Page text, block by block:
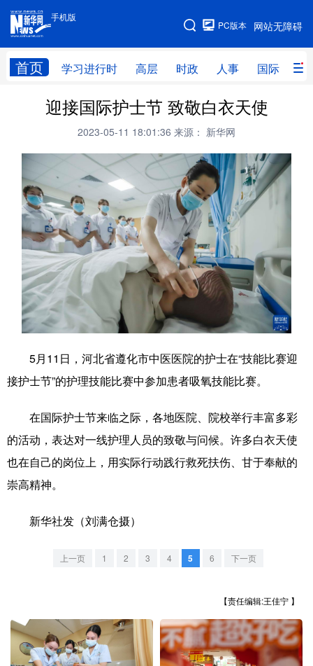
手机版
网站无障碍
PC版本
首页 学习进行时 高层 时政 人事 国际 财
手机版
网站地图
学习进行时 高层 时政 人事
财经 网评
思客智库 全球连线 教育
科技 科创 量子 体育
文化 书画 健康
访谈 视频 图片 政务
法律 中央文件 金融 汽车
食品 人居 数字经济
文化产业
地方频道
江西
山东 河南 湖北 湖南
广东 广西 海南 重庆
迎接国际护士节 致敬白衣天使
2023-05-11 18:01:36 来源： 新华网
5月11日，河北省遵化市中医医院的护士在“技能比赛迎
接护士节”的护理技能比赛中参加患者吸氧技能比赛。
在国际护士节来临之际，各地医院、院校举行丰富多彩
的活动，表达对一线护理人员的致敬与问候。许多白衣天使
也在自己的岗位上，用实际行动践行救死扶伤、甘于奉献的
崇高精神。
新华社发（刘满仓摄）
上一页 1 2 3 4 5 6 下一页
【责任编辑:王佳宁 】